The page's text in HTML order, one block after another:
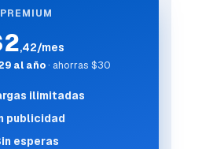
PREMIUM
,42/mes
al año· ahorras $30
ilimitadas
publicidad
esperas